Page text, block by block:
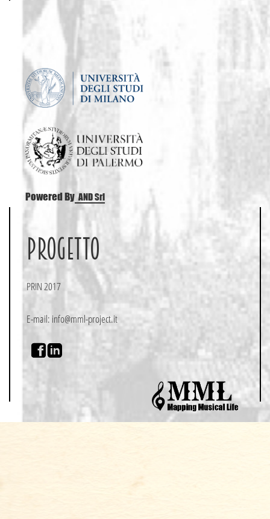
Powered By AND Srl
PROGETTO
PRIN 2017
E-mail: info@mml-project.it